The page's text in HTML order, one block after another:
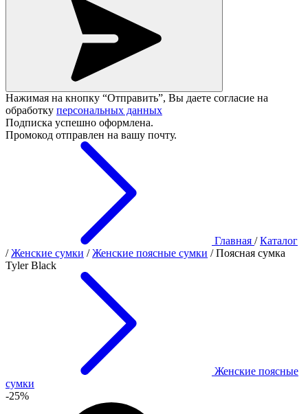
Нажимая на кнопку “Отправить”, Вы даете согласие на
обработку персональных данных
Подписка успешно оформлена.
Промокод отправлен на вашу почту.
Главная / Каталог
/ Женские сумки / Женские поясные сумки / Поясная сумка
Tyler Black
Женские поясные
сумки
-25%